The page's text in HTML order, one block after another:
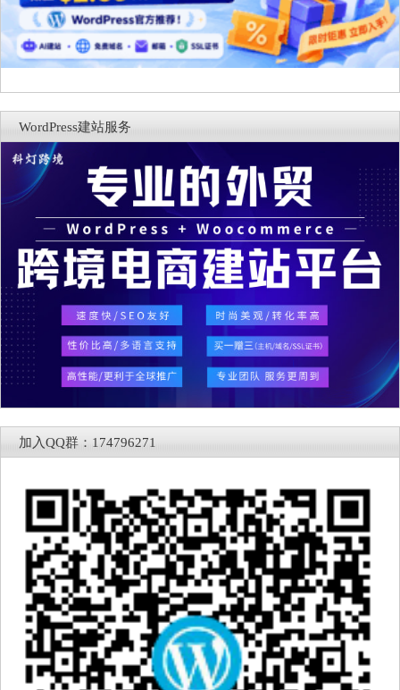
WordPress建站服务
加入QQ群：174796271